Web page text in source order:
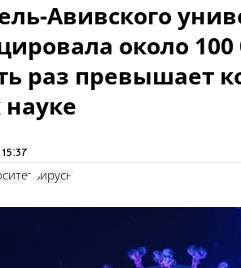
Авивского
около
раз превышает
вирусы